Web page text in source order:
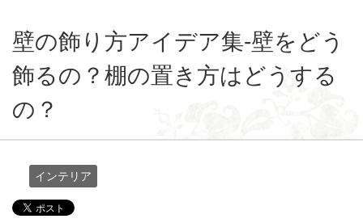
壁の飾り方アイデア集-壁をどう
飾るの？棚の置き方はどうする
の？
インテリア